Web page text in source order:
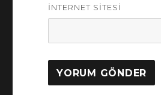
İNTERNET SITESI